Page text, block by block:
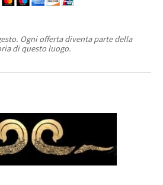
Ogni offerta diventa parte della
di questo luogo.